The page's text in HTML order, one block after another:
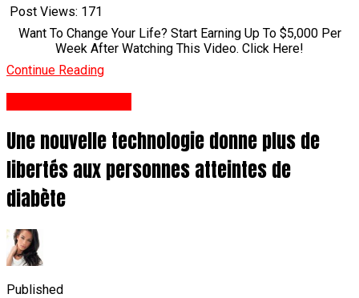
Post Views: 171
Want To Change Your Life? Start Earning Up To $5,000 Per
Week After Watching This Video. Click Here!
Continue Reading
Une nouvelle technologie donne plus de
libertés aux personnes atteintes de
diabète
Published